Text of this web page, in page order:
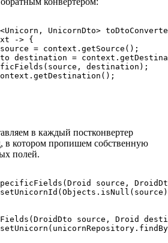
UnicornDto>
-> {
= context.getSource();
destination =
destination);
в каждый постконвертер
в котором пропишем собственную
полей.
source,
source, Droid